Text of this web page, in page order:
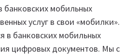
банковских мобильных
услуг в свои «мобилки».
в банковских мобильных
цифровых документов. Мы с